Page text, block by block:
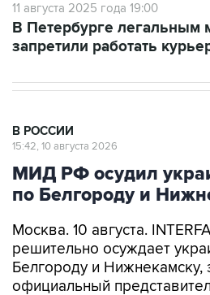
11 августа 2025 года 19:00
В Петербурге легальным
запретили работать
В РОССИИ
15:42, 10 августа 2026
МИД РФ осудил
по Белгороду и
Москва. 10 августа.
решительно осуждает
Белгороду и Нижнекамску,
официальный